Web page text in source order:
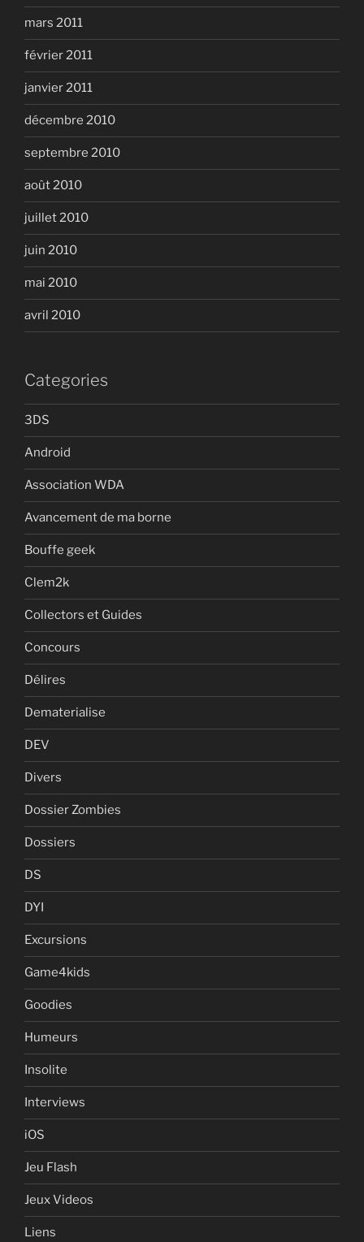
mars 2011
février 2011
janvier 2011
décembre 2010
septembre 2010
août 2010
juillet 2010
juin 2010
mai 2010
avril 2010
Categories
3DS
Android
Association WDA
Avancement de ma borne
Bouffe geek
Clem2k
Collectors et Guides
Concours
Délires
Dematerialise
DEV
Divers
Dossier Zombies
Dossiers
DS
DYI
Excursions
Game4kids
Goodies
Humeurs
Insolite
Interviews
iOS
Jeu Flash
Jeux Videos
Liens